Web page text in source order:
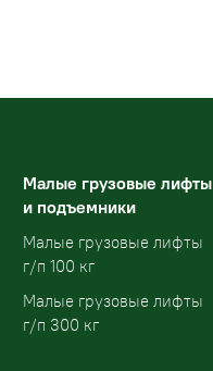
Малые грузовые лифты
и подъемники
Малые грузовые лифты
г/п 100 кг
Малые грузовые лифты
г/п 300 кг